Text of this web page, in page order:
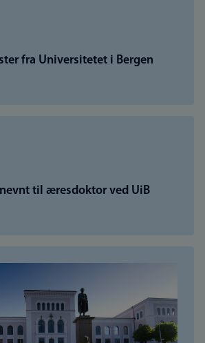
fra Universitetet i Bergen
til æresdoktor ved UiB